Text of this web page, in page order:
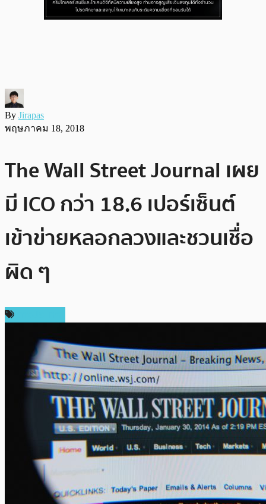
By Jirapas
พฤษภาคม 18, 2018
The Wall Street Journal เผย
มี ICO กว่า 18.6 เปอร์เซ็นต์
เข้าข่ายหลอกลวงและชวนเชื่อ
ผิด ๆ